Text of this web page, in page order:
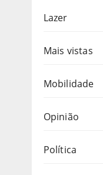
Lazer
Mais vistas
Mobilidade
Opinião
Política